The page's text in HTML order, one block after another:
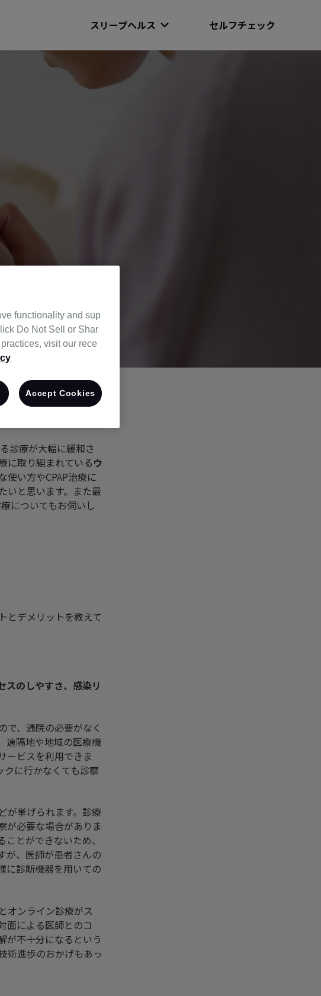
スリープヘルス セルフチェック
診療が大幅に緩和さ
に取り組まれているウ
使い方やCPAP治療に
いと思います。また最
についてもお伺いし
とデメリットを教えて
スのしやすさ、感染リ
で、通院の必要がなく
遠隔地や地域の医療機
ービスを利用できま
クに行かなくても診察
が挙げられます。診療
が必要な場合がありま
とができないため、
が、医師が患者さんの
に診断機器を用いての
オンライン診療がス
面による医師とのコ
が不十分になるという
術進歩のおかげもあっ
functionality and sup
Do Not Sell or Shar
visit our rece
Accept Cookies